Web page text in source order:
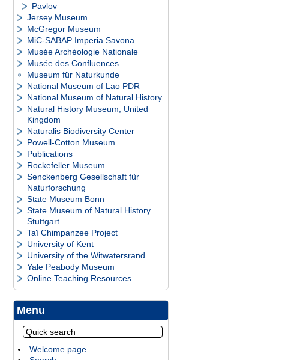
Pavlov
Jersey Museum
McGregor Museum
MiC-SABAP Imperia Savona
Musée Archéologie Nationale
Musée des Confluences
Museum für Naturkunde
National Museum of Lao PDR
National Museum of Natural History
Natural History Museum, United
Kingdom
Naturalis Biodiversity Center
Powell-Cotton Museum
Publications
Rockefeller Museum
Senckenberg Gesellschaft für
Naturforschung
State Museum Bonn
State Museum of Natural History
Stuttgart
Taï Chimpanzee Project
University of Kent
University of the Witwatersrand
Yale Peabody Museum
Online Teaching Resources
Menu
Welcome page